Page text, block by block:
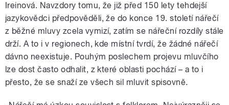
Ireinová. Navzdory tomu, že již před 150 lety tehdejší
jazykovědci předpověděli, že do konce 19. století nářečí
z běžné mluvy zcela vymizí, zatím se nářeční rozdíly stále
drží. A to i v regionech, kde místní tvrdí, že žádné nářečí
dávno neexistuje. Pouhým poslechem projevu mluvčího
lze dost často odhalit, z které oblasti pochází – a to i
přesto, že se snaží ze všech sil mluvit spisovně.